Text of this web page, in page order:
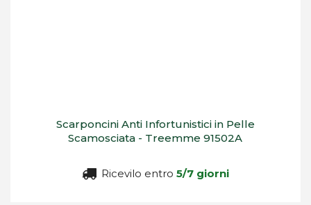
Scarponcini Anti Infortunistici in Pelle
Scamosciata - Treemme 91502A
Ricevilo entro 5/7 giorni